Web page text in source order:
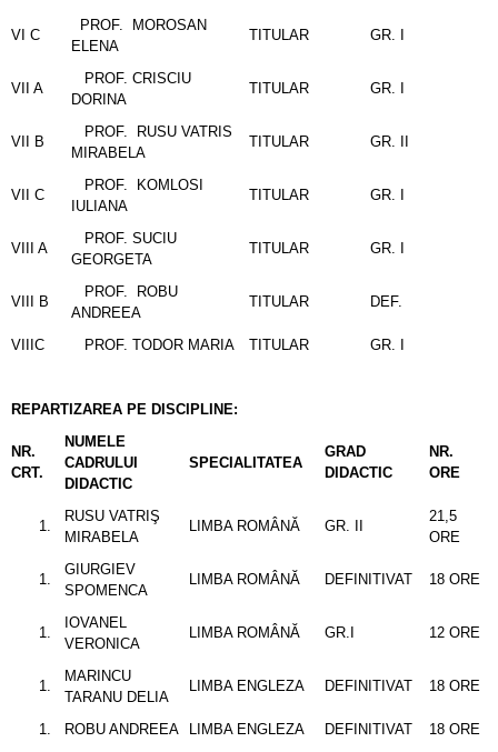
VI C
PROF. MOROSAN
ELENA
TITULAR GR. I
VII A
PROF. CRISCIU
DORINA
TITULAR GR. I
VII B
PROF. RUSU VATRIS
MIRABELA
TITULAR GR. II
VII C
PROF. KOMLOSI
IULIANA
TITULAR GR. I
VIII A
PROF. SUCIU
GEORGETA
TITULAR GR. I
VIII B
PROF. ROBU
ANDREEA
TITULAR DEF.
VIIIC PROF. TODOR MARIA TITULAR GR. I
REPARTIZAREA PE DISCIPLINE:
NR.
CRT.
NUMELE
CADRULUI
DIDACTIC
SPECIALITATEA
GRAD
DIDACTIC
NR.
ORE
RUSU VATRIŞ
MIRABELA
LIMBA ROMÂNĂ GR. II
21,5
ORE
GIURGIEV
SPOMENCA
LIMBA ROMÂNĂ DEFINITIVAT 18 ORE
IOVANEL
VERONICA
LIMBA ROMÂNĂ GR.I 12 ORE
MARINCU
TARANU DELIA
LIMBA ENGLEZA DEFINITIVAT 18 ORE
ROBU ANDREEA LIMBA ENGLEZA DEFINITIVAT
18 ORE